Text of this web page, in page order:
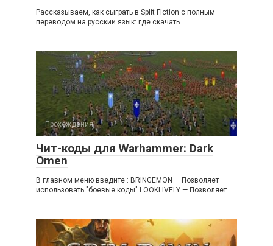
Рассказываем, как сыграть в Split Fiction с полным
переводом на русский язык: где скачать
Прохождения
Чит-коды для Warhammer: Dark
Omen
В главном меню введите : BRINGEMON — Позволяет
использовать "боевые коды" LOOKLIVELY — Позволяет